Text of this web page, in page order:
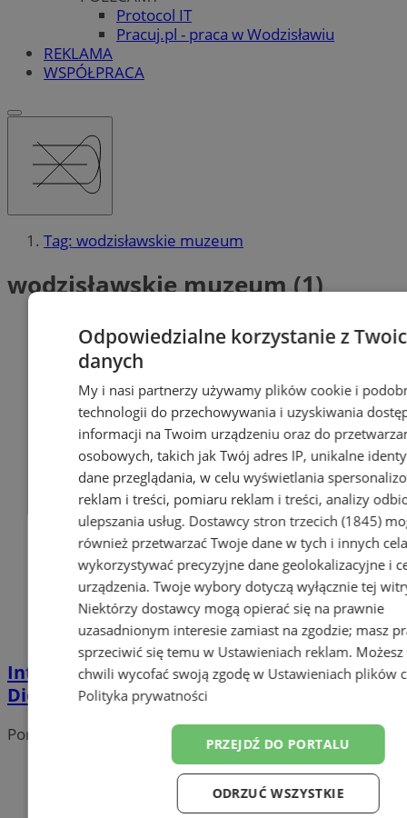
Protocol IT
Pracuj.pl - praca w Wodzisławiu
REKLAMA
WSPÓŁPRACA
Tag: wodzisławskie muzeum
wodzisławskie muzeum (1)
Interaktywna wystawa w Pałacu
Dietrichsteinów
Portal należy do sieci
Odpowiedzialne korzystanie z
danych
My i nasi partnerzy używamy plików cookie i
technologii do przechowywania i uzyskiwania
informacji na Twoim urządzeniu oraz do
osobowych, takich jak Twój adres IP, unikalne
dane przeglądania, w celu wyświetlania
reklam i treści, pomiaru reklam i treści, analizy
ulepszania usług. Dostawcy stron trzecich (1845)
również przetwarzać Twoje dane w tych i innych
wykorzystywać precyzyjne dane geolokalizacyjne i
urządzenia. Twoje wybory dotyczą wyłącznie tej
Niektórzy dostawcy mogą opierać się na prawnie
uzasadnionym interesie zamiast na zgodzie; masz
sprzeciwić się temu w Ustawieniach reklam.
chwili wycofać swoją zgodę w Ustawieniach plików
Polityka prywatności
PRZEJDŹ DO PORTALU
ODRZUĆ WSZYSTKIE